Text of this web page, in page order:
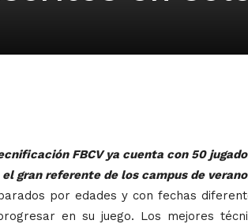
FBCV ya cuenta con 50
gran referente de los campus de
por edades y con fechas
en su juego. Los mejores